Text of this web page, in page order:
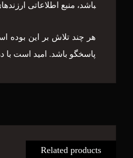
باشد، منبع اطلاعاتی
هر چند تلاش بر این بوده
پاسخگو باشد. امید است با
Related products